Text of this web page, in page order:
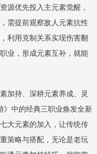
源优先投入主元素觉醒，
需提前观察敌人元素抗性
利用克制关系实现伤害翻
业，形成元素互补，就能
加持、深耕元素养成、灵
》中的经典三职业焕发全新
大元素的加入，让传统传
策略与搭配，无论是老玩